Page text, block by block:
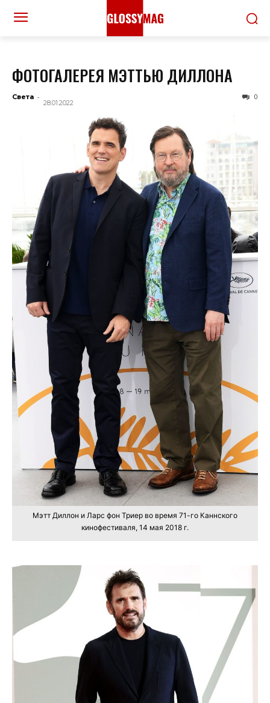
ФОТОГАЛЕРЕЯ МЭТТЬЮ ДИЛЛОНА
Света -
28.01.2022
0
Мэтт Диллон и Ларс фон Триер во время 71-го Каннского
кинофестиваля, 14 мая 2018 г.